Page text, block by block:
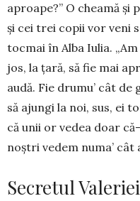
aproape?” O cheamă și
și cei trei copii vor veni
tocmai în Alba Iulia.
jos, la țară, să fie mai
audă. Fie drumu’ cât
să ajungi la noi, sus, ei
că unii or vedea doar
noștri vedem numa’ cât
Secretul Valeriei